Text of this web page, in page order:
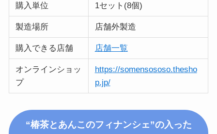
購入単位 1セット(8個)
製造場所 店舗外製造
購入できる店舗 店舗一覧
オンラインショッ
プ
https://somensososo.thesho
p.jp/
“椿茶とあんこのフィナンシェ”の入った